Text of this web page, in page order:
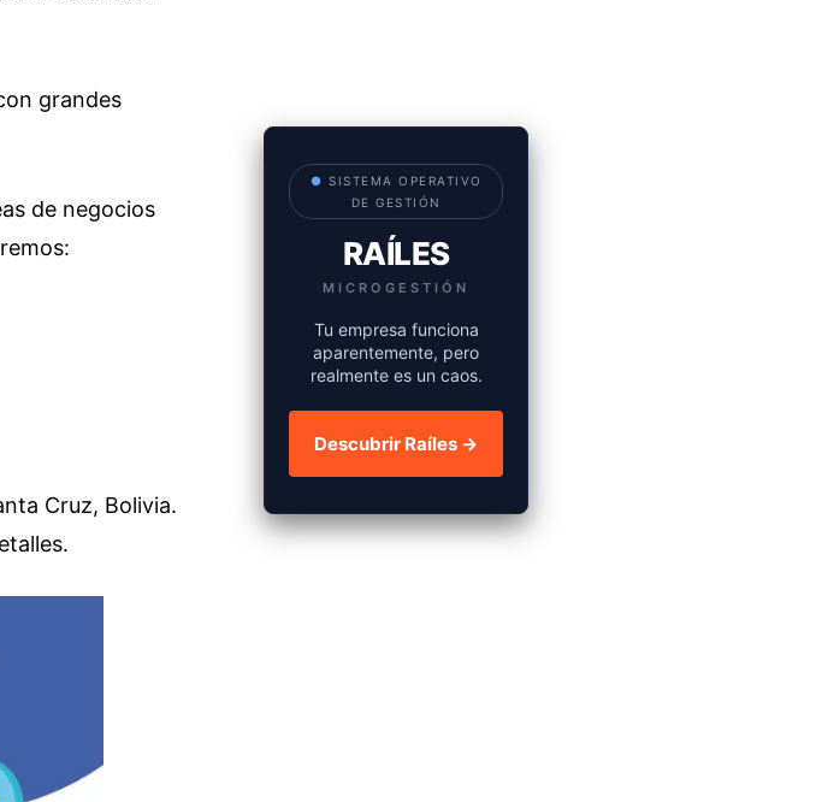
grandes
de negocios
Cruz, Bolivia.
● SISTEMA OPERATIVO
DE GESTIÓN
RAÍLES
MICROGESTIÓN
Tu empresa funciona
aparentemente, pero
realmente es un caos.
Descubrir Raíles →